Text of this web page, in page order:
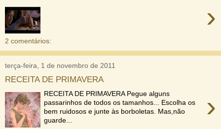
›
2 comentários:
terça-feira, 1 de novembro de 2011
RECEITA DE PRIMAVERA
›
RECEITA DE PRIMAVERA Pegue alguns
passarinhos de todos os tamanhos... Escolha os
bem ruidosos e junte às borboletas. Mas,não
guarde...